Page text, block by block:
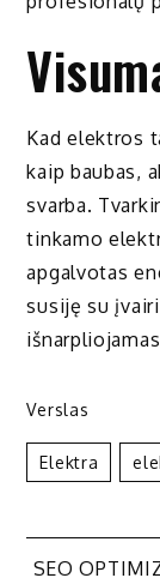
Kad elektros
kaip baubas,
svarba.
tinkamo
apgalvotas
susiję su
Verslas
Elektra
SEO